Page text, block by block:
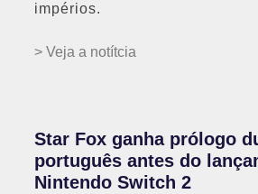
impérios.
> Veja a notítcia
Star Fox ganha prólogo
português antes do
Nintendo Switch 2